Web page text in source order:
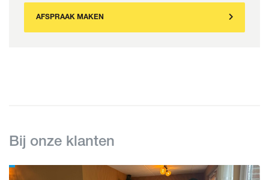
AFSPRAAK MAKEN
Bij onze klanten